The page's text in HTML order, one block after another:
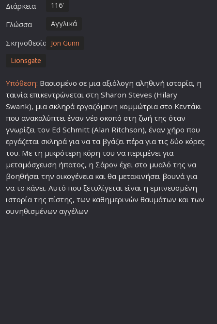
Διάρκεια 116'
Γλώσσα Αγγλικά
Σκηνοθεσία Jon Gunn
Lionsgate
Υπόθεση: Βασισμένο σε μια αξιόλογη αληθινή ιστορία, η
ταινίαεπικεντρώνεται στη Sharon Steves (Hilary
Swank), μια σκληρά εργαζόμενη κομμώτρια στο Κεντάκι
που ανακαλύπτει έναν νέο σκοπό στη ζωή της όταν
γνωρίζει τον Ed Schmitt (Alan Ritchson), έναν χήρο που
εργάζεται σκληρά για να τα βγάζει πέρα ​​για τις δύο κόρες
του. Με τη μικρότερη κόρη του να περιμένει για
μεταμόσχευση ήπατος, η Σάρον έχει στο μυαλό της να
βοηθήσει την οικογένειακαι θα μετακινήσει βουνά για
να το κάνει. Αυτό που ξετυλίγεται είναι η εμπνευσμένη
ιστορίατης πίστης, των καθημερινών θαυμάτων και των
συνηθισμένων αγγέλων